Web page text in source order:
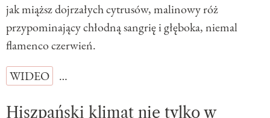
jak miąższ dojrzałych cytrusów, malinowy róż
przypominający chłodną sangrię i głęboka, niemal
flamenco czerwień.
WIDEO
…
Hiszpański klimat nie tylko w